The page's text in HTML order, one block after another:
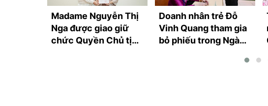
Madame Nguyễn Thị
Nga được giao giữ
chức Quyền Chủ tịch
Doanh nhân trẻ Đỗ
Vinh Quang tham gia
bỏ phiếu trong Ngày